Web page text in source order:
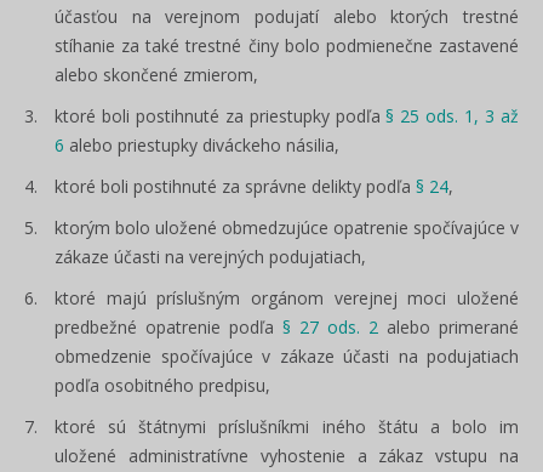
účasťou na verejnom podujatí alebo ktorých trestné
stíhanie za také trestné činy bolo podmienečne zastavené
alebo skončené zmierom,
ktoré boli postihnuté za priestupky podľa§ 25 ods. 1, 3 až
6 alebo priestupky diváckeho násilia,
ktoré boli postihnuté za správne delikty podľa § 24,
ktorým bolo uložené obmedzujúce opatrenie spočívajúce v
zákaze účasti na verejných podujatiach,
ktoré majú príslušným orgánom verejnej moci uložené
predbežné opatrenie podľa § 27 ods. 2 alebo primerané
obmedzenie spočívajúce v zákaze účasti na podujatiach
podľa osobitného predpisu,
ktoré sú štátnymi príslušníkmi iného štátu a bolo im
uložené administratívne vyhostenie a zákaz vstupu na